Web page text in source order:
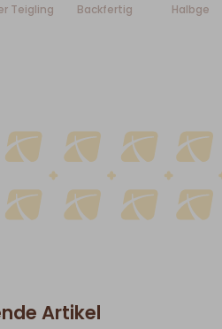
Teigling Backfertig
Artikel